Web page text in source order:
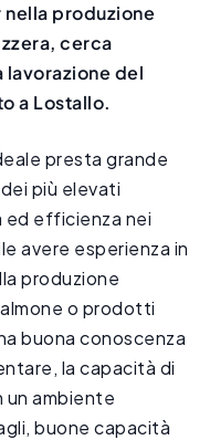
nella produzione
cerca
lavorazione del
a Lostallo.
presta grande
più elevati
ed efficienza nei
avere esperienza in
produzione
o prodotti
buona conoscenza
la capacità di
un ambiente
buone capacità